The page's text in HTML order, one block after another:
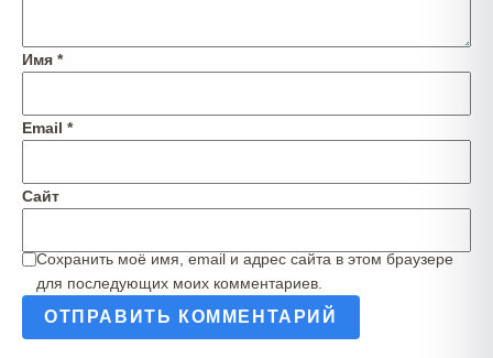
Имя *
Email *
Сайт
Сохранить моё имя, email и адрес сайта в этом браузере
для последующих моих комментариев.